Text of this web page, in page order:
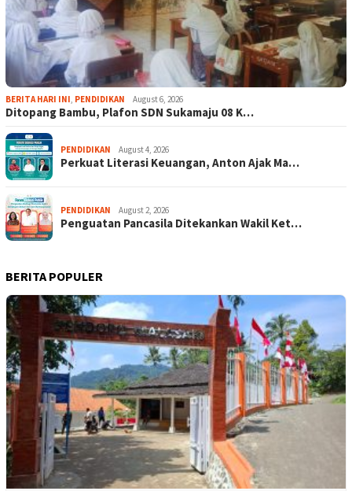
BERITA HARI INI, PENDIDIKAN August 6, 2026
Ditopang Bambu, Plafon SDN Sukamaju 08 K…
PENDIDIKAN August 4, 2026
Perkuat Literasi Keuangan, Anton Ajak Ma…
PENDIDIKAN August 2, 2026
Penguatan Pancasila Ditekankan Wakil Ket…
BERITA POPULER